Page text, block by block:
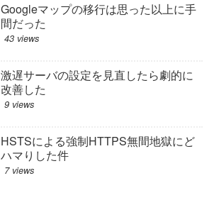
Googleマップの移行は思った以上に手
間だった
43 views
激遅サーバの設定を見直したら劇的に
改善した
9 views
HSTSによる強制HTTPS無間地獄にど
ハマりした件
7 views